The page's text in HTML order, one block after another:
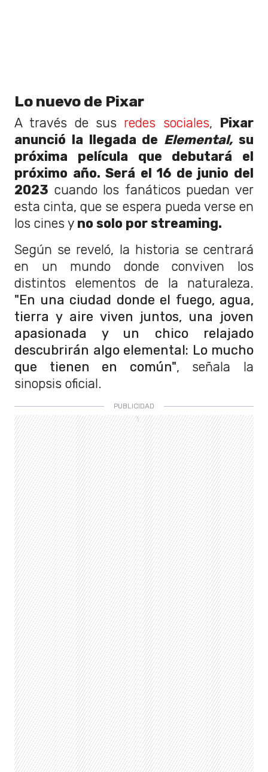
Lo nuevo de Pixar
A través de sus redes sociales, Pixar
anunció la llegada de Elemental,su
próxima película que debutará el
próximo año. Será el 16 de junio del
2023 cuando los fanáticos puedan ver
esta cinta, que se espera pueda verse en
los cines y no solo por streaming.
Según se reveló, la historia se centrará
en un mundo donde conviven los
distintos elementos de la naturaleza.
"En una ciudad donde el fuego, agua,
tierra y aire viven juntos, una joven
apasionada y un chico relajado
descubrirán algo elemental: Lo mucho
que tienen en común", señala la
sinopsis oficial.